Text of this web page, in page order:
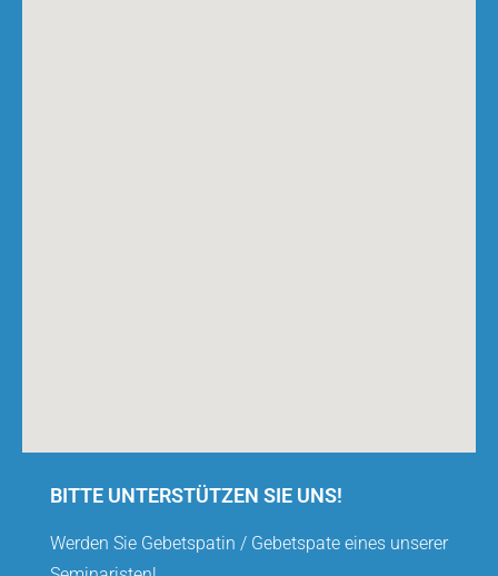
BITTE UNTERSTÜTZEN SIE UNS!
Werden Sie Gebetspatin / Gebetspate eines unserer